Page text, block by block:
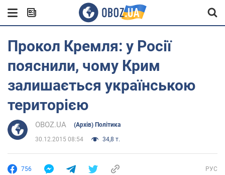
Прокол Кремля: у Росії
пояснили, чому Крим
залишається українською
територією
OBOZ.UA (Архів) Політика
30.12.2015 08:54 34,8 т.
756 РУС